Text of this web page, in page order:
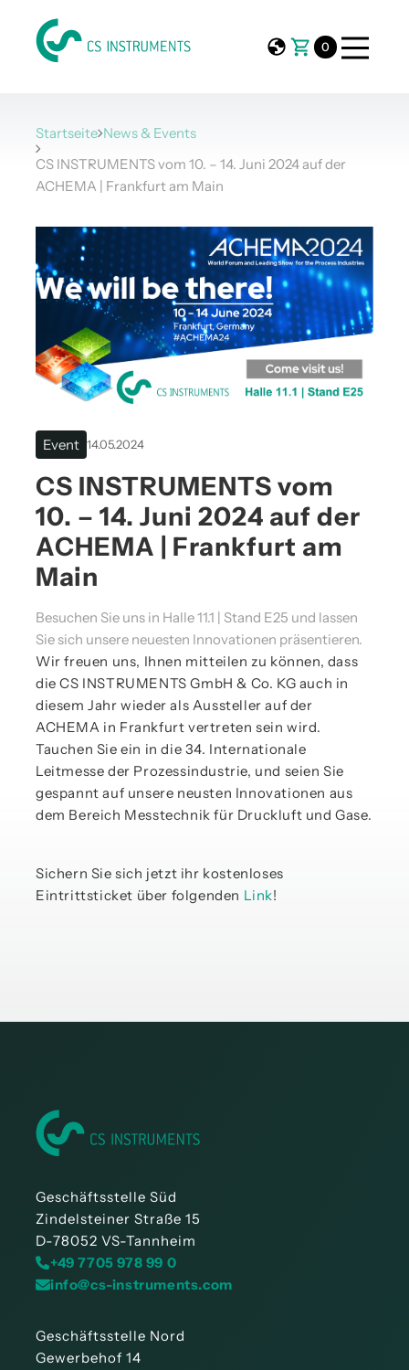
0
Startseite News & Events
CS INSTRUMENTS vom 10. – 14. Juni 2024 auf der
ACHEMA | Frankfurt am Main
Event 14.05.2024
CS INSTRUMENTS vom
10. – 14. Juni 2024 auf der
ACHEMA | Frankfurt am
Main
Besuchen Sie uns in Halle 11.1 | Stand E25 und lassen
Sie sich unsere neuesten Innovationen präsentieren.
Wir freuen uns, Ihnen mitteilen zu können, dass
die CS INSTRUMENTS GmbH & Co. KG auch in
diesem Jahr wieder als Aussteller auf der
ACHEMA in Frankfurt vertreten sein wird.
Tauchen Sie ein in die 34. Internationale
Leitmesse der Prozessindustrie, und seien Sie
gespannt auf unsere neusten Innovationen aus
dem Bereich Messtechnik für Druckluft und Gase.
Sichern Sie sich jetzt ihr kostenloses
Eintrittsticket über folgenden Link!
Geschäftsstelle Süd
Zindelsteiner Straße 15
D-78052 VS-Tannheim
+49 7705 978 99 0
info@cs-instruments.com
Geschäftsstelle Nord
Gewerbehof 14